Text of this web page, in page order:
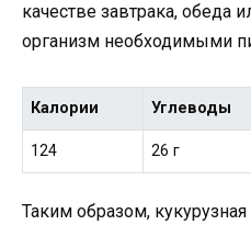
качестве завтрака, обеда
организм необходимыми
Калории Углеводы
124 26 г
Таким образом,